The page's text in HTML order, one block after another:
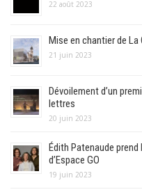
22 août 2023
Mise en chantier de
21 juin 2023
Dévoilement d’un
lettres
20 juin 2023
Édith Patenaude
d’Espace GO
19 juin 2023